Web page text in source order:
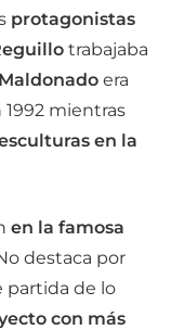
protagonistas
trabajaba
era
1992 mientras
en la
en la famosa
destaca por
partida de lo
con más